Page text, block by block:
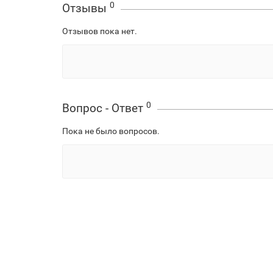
Отзывы 0
Отзывов пока нет.
Вопрос - Ответ 0
Пока не было вопросов.